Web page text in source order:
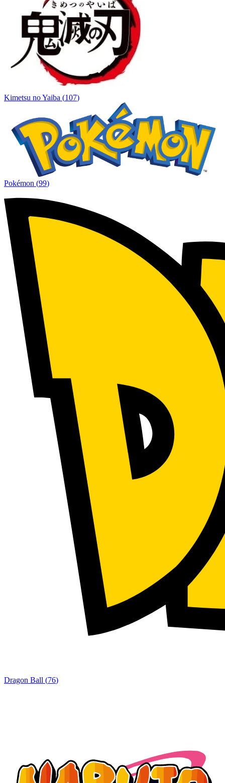
Kimetsu no Yaiba (107)
Pokémon (99)
Dragon Ball (76)